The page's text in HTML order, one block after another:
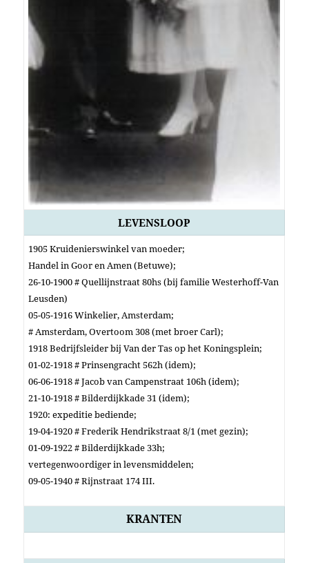
LEVENSLOOP
1905 Kruidenierswinkel van moeder;
Handel in Goor en Amen (Betuwe);
26-10-1900 # Quellijnstraat 80hs (bij familie Westerhoff-Van
Leusden)
05-05-1916 Winkelier, Amsterdam;
# Amsterdam, Overtoom 308 (met broer Carl);
1918 Bedrijfsleider bij Van der Tas op het Koningsplein;
01-02-1918 # Prinsengracht 562h (idem);
06-06-1918 # Jacob van Campenstraat 106h (idem);
21-10-1918 # Bilderdijkkade 31 (idem);
1920: expeditie bediende;
19-04-1920 # Frederik Hendrikstraat 8/1 (met gezin);
01-09-1922 # Bilderdijkkade 33h;
vertegenwoordiger in levensmiddelen;
09-05-1940 # Rijnstraat 174 III.
KRANTEN